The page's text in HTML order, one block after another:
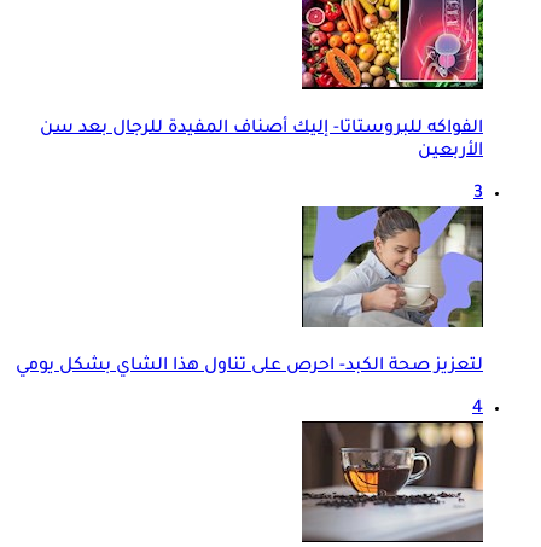
الفواكه للبروستاتا- إليك أصناف المفيدة للرجال بعد سن
الأربعين
3
لتعزيز صحة الكبد- احرص على تناول هذا الشاي بشكل يومي
4